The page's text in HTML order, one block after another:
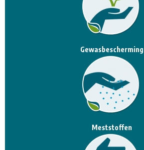
Gewasbescherming
Meststoffen